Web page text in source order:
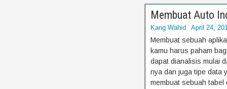
Membuat Auto
Kang Wahid April 24,
Membuat sebuah
kamu harus paham
dapat dianalisis mulai
nya dan juga tipe data
membuat sebuah